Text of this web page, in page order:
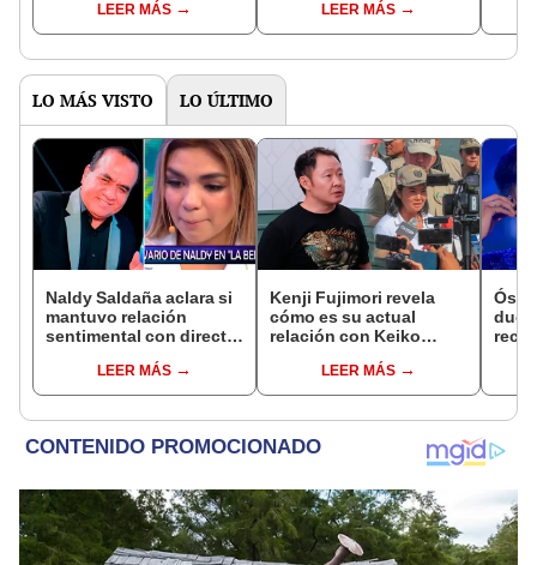
psicológica tras
discusión
LEER MÁS
Aguirre de Alianza Lima:
"Para mí, murió"
LEER MÁS
LO MÁS VISTO LO ÚLTIMO
Naldy Saldaña aclara si
mantuvo relación
sentimental con director
denunciarlo por
tocamientos: “Me
LEER MÁS
Kenji Fujimori revela
cómo es su actual
relación con Keiko
ausencia en los
eventos: "Mi familia es
LEER MÁS